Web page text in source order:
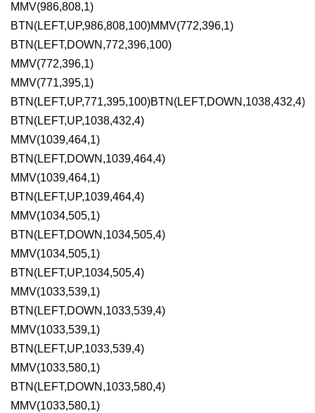
MMV(986,808,1)
BTN(LEFT,UP,986,808,100)MMV(772,396,1)
BTN(LEFT,DOWN,772,396,100)
MMV(772,396,1)
MMV(771,395,1)
BTN(LEFT,UP,771,395,100)BTN(LEFT,DOWN,1038,432,4)
BTN(LEFT,UP,1038,432,4)
MMV(1039,464,1)
BTN(LEFT,DOWN,1039,464,4)
MMV(1039,464,1)
BTN(LEFT,UP,1039,464,4)
MMV(1034,505,1)
BTN(LEFT,DOWN,1034,505,4)
MMV(1034,505,1)
BTN(LEFT,UP,1034,505,4)
MMV(1033,539,1)
BTN(LEFT,DOWN,1033,539,4)
MMV(1033,539,1)
BTN(LEFT,UP,1033,539,4)
MMV(1033,580,1)
BTN(LEFT,DOWN,1033,580,4)
MMV(1033,580,1)